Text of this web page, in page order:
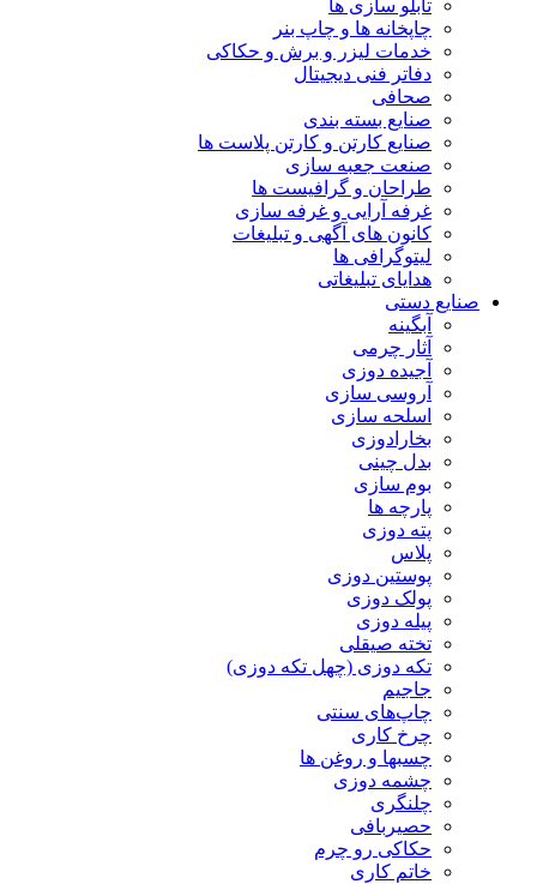
تابلو سازی ها
چاپخانه ها و چاپ بنر
خدمات لیزر و برش و حکاکی
دفاتر فنی دیجیتال
صحافی
صنایع بسته بندی
صنایع کارتن و کارتن پلاست ها
صنعت جعبه سازی
طراحان و گرافیست ها
غرفه آرایی و غرفه سازی
کانون های آگهی و تبلیغات
لیتوگرافی ها
هدایای تبلیغاتی
صنایع دستی
آبگینه
آثار چرمی
آجیده دوزی
آروسی سازی
اسلحه سازی
بخارادوزی
بدل چینی
بوم سازی
پارچه ها
پته دوزی
پلاس
پوستین دوزی
پولک دوزی
پیله دوزی
تخته صیقلی
تکه دوزی (چهل تکه دوزی)
جاجیم
چاپ‌های سنتی
چرخ کاری
چسبها و روغن ها
چشمه دوزی
چلنگری
حصیربافی
حکاکی رو چرم
خاتم کاری